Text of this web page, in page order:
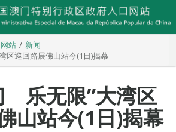
站
新闻
区巡回路展佛山站今(1日)揭幕
乐无限”大湾区
山站今(1日)揭幕